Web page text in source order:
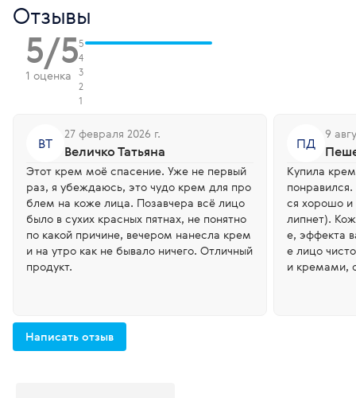
Отзывы
5/5
1 оценка
5
4
3
2
1
ВТ
27 февраля 2026 г.
Величко Татьяна
Этот крем моё спасение. Уже не первый
раз, я убеждаюсь, это чудо крем для про
блем на коже лица. Позавчера всё лицо
было в сухих красных пятнах, не понятно
по какой причине, вечером нанесла крем
и на утро как не бывало ничего. Отличный
продукт.
ПД
9
Купила
ся хорошо и
липнет).
е, эффекта
е лицо
и кремами,
Написать отзыв